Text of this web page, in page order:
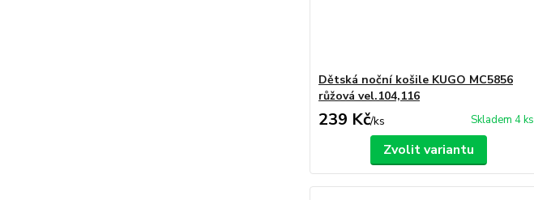
Dětská noční košile KUGO MC5856
růžová vel.104,116
239 Kč/ks Skladem 4 ks
Zvolit variantu